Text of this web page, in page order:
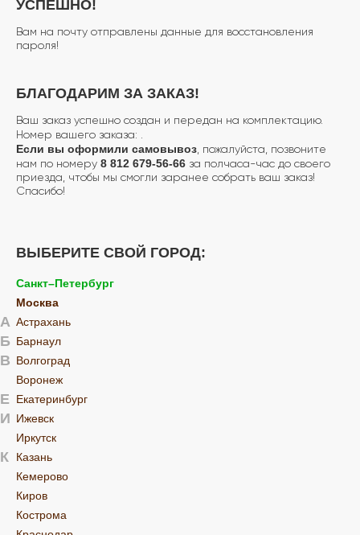
УСПЕШНО!
Вам на почту отправлены данные для восстановления
пароля!
БЛАГОДАРИМ ЗА ЗАКАЗ!
Ваш заказ успешно создан и передан на комплектацию.
Номер вашего заказа: .
Если вы оформили самовывоз, пожалуйста, позвоните
нам по номеру 8 812 679-56-66 за полчаса-час до своего
приезда, чтобы мы смогли заранее собрать ваш заказ!
Спасибо!
ВЫБЕРИТЕ СВОЙ ГОРОД:
Санкт–Петербург
Москва
А Астрахань
Б Барнаул
В Волгоград
Воронеж
Е Екатеринбург
И Ижевск
Иркутск
К
Казань
Кемерово
Киров
Кострома